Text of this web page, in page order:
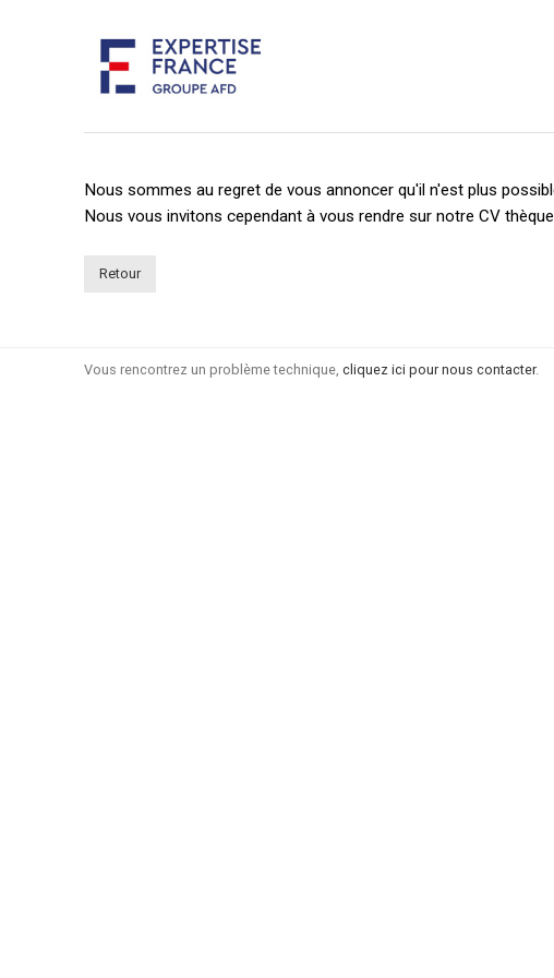
Nous sommes au regret de vous annoncer qu'il n'est plus
Nous vous invitons cependant à vous rendre sur notre CV
Retour
Vous rencontrez un problème technique, cliquez ici pour nous contacter.